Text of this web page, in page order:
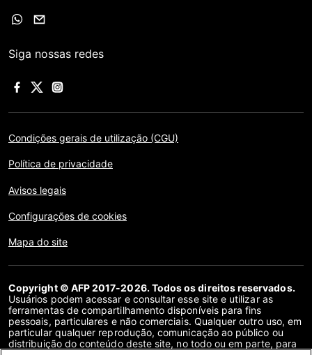
Siga nossas redes
Condições gerais de utilização (CGU)
Política de privacidade
Avisos legais
Configurações de cookies
Mapa do site
Copyright © AFP 2017-2026. Todos os direitos reservados.
Usuários podem acessar e consultar esse site e utilizar as
ferramentas de compartilhamento disponíveis para fins
pessoais, particulares e não comerciais. Qualquer outro uso, em
particular qualquer reprodução, comunicação ao público ou
distribuição do conteúdo deste site, no todo ou em parte, para